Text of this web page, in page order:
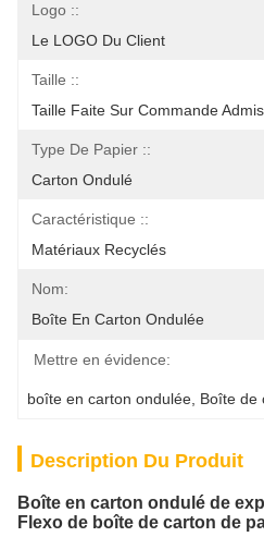
Logo ::
Le LOGO Du Client
Taille ::
Taille Faite Sur Commande
Type De Papier ::
Carton Ondulé
Caractéristique ::
Matériaux Recyclés
Nom:
Boîte En Carton Ondulée
Mettre en évidence:
boîte en carton ondulée Boîte de
Description Du Produit
Boîte en carton ondulé de
Flexo de boîte de carton de